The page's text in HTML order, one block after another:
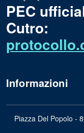
PEC
Cutro:
Informazioni
Piazza Del Popolo -